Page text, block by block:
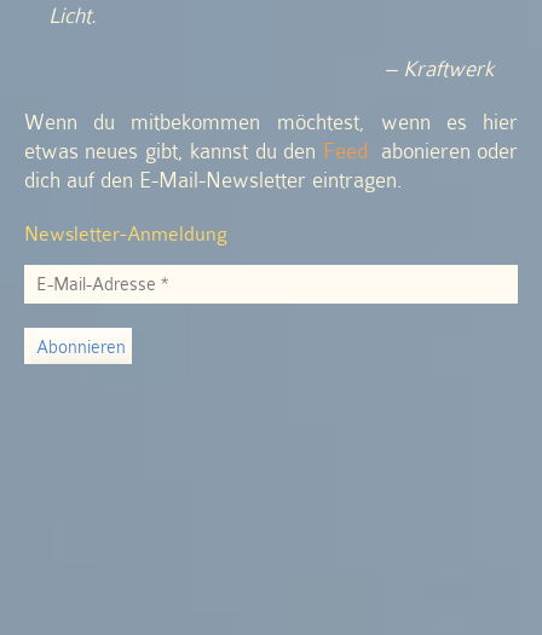
Licht.
– Kraftwerk
Wenn du mitbekommen möchtest, wenn es hier
etwas neues gibt, kannst du den Feed abonieren oder
dich auf den E-Mail-Newsletter eintragen.
Newsletter-Anmeldung